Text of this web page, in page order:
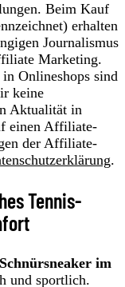
Beim Kauf
erhalten
Journalismus
Marketing.
Onlineshops sind
keine
Aktualität in
einen Affiliate-
der Affiliate-
.
Tennis-
im
und sportlich.